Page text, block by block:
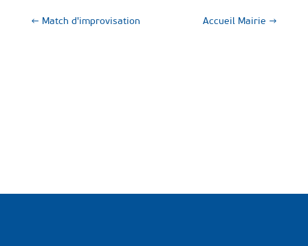
← Match d'improvisation Accueil Mairie →